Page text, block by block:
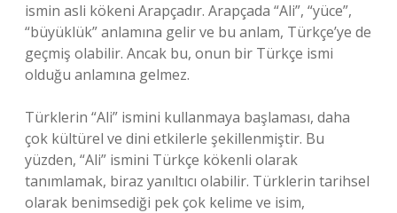
ismin asli kökeni Arapçadır. Arapçada “Ali”, “yüce”,
“büyüklük” anlamına gelir ve bu anlam, Türkçe’ye de
geçmiş olabilir. Ancak bu, onun bir Türkçe ismi
olduğu anlamına gelmez.
Türklerin “Ali” ismini kullanmaya başlaması, daha
çok kültürel ve dini etkilerle şekillenmiştir. Bu
yüzden, “Ali” ismini Türkçe kökenli olarak
tanımlamak, biraz yanıltıcı olabilir. Türklerin tarihsel
olarak benimsediği pek çok kelime ve isim,